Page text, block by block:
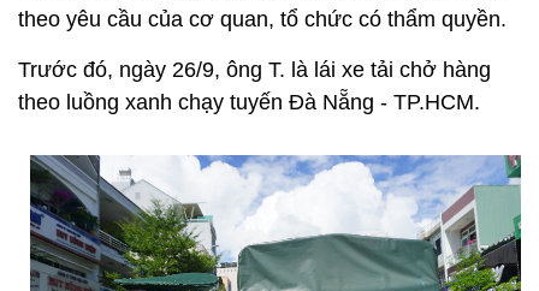
theo yêu cầu của cơ quan, tổ chức có thẩm quyền.
Trước đó, ngày 26/9, ông T. là lái xe tải chở hàng
theo luồng xanh chạy tuyến Đà Nẵng - TP.HCM.